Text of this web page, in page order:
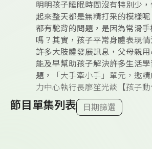
明明孩子睡眠時間沒有特別少
起來整天都是無精打采的模樣
都有駝背的問題，是因為常滑
嗎？其實，孩子平常身體表現
許多大肢體發展訊息，父母親
能及早幫助孩子解決許多生活學
題，
「大手牽小手」單元，邀
力中心執行長廖笙光談【孩子動
節目單集列表 日期篩選